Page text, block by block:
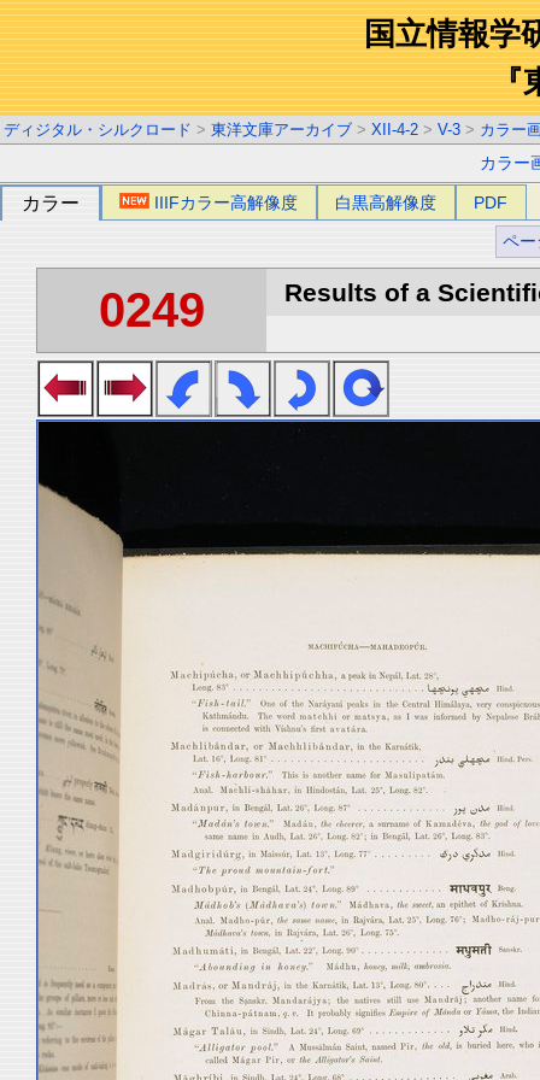
国立情報学
『
ディジタル・シルクロード > 東洋文庫アーカイブ > XII-4-2 > V-3 > カラー
カラー
カラー IIIFカラー高解像度 白黒高解像度 PDF
ペー
0249 Results of a